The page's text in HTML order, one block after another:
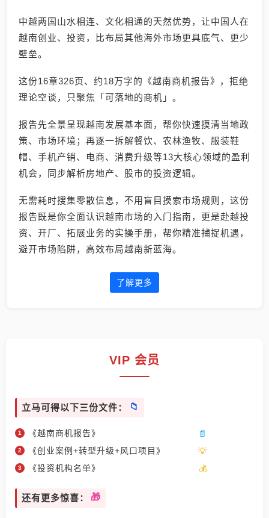
中越两国山水相连、文化相通的天然优势，让中国人在
越南创业、投资，比布局其他海外市场更具底气、更少
壁垒。
这份16章326页、约18万字的《越南商机报告》，拒绝
理论空谈，只聚焦「可落地的商机」。
报告先全景呈现越南发展基本面，帮你快速摸清当地政
策、市场环境；再逐一拆解餐饮、农林渔牧、服装鞋
帽、手机产销、电商、消费升级等13大核心领域的盈利
机会，同步解析房地产、股市的投资逻辑。
无需耗时搜集零散信息，不用盲目摸索市场规则，这份
报告既是你全面认识越南市场的入门指南，更是赴越投
资、开厂、拓展业务的实操手册，帮你精准捕捉机遇，
避开市场陷阱，高效布局越南新蓝海。
了解更多
VIP 会员
立马可得以下三份文件：
《越南商机报告》
《创业案例+转型升级+风口项目》
《投资机构名单》
还有更多惊喜：